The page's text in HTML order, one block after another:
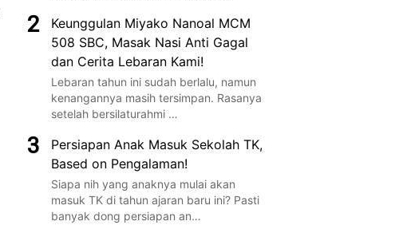
Keunggulan Miyako Nanoal MCM
508 SBC, Masak Nasi Anti Gagal
dan Cerita Lebaran Kami!
Lebaran tahun ini sudah berlalu, namun
kenangannya masih tersimpan. Rasanya
setelah bersilaturahmi …
Persiapan Anak Masuk Sekolah TK,
Based on Pengalaman!
Siapa nih yang anaknya mulai akan
masuk TK di tahun ajaran baru ini? Pasti
banyak dong persiapan an…